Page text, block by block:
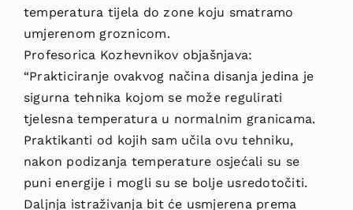
temperatura tijela do zone koju smatramo
umjerenom groznicom.
Profesorica Kozhevnikov objašnjava:
“Prakticiranje ovakvog načina disanja jedina je
sigurna tehnika kojom se može regulirati
tjelesna temperatura u normalnim granicama.
Praktikanti od kojih sam učila ovu tehniku,
nakon podizanja temperature osjećali su se
puni energije i mogli su se bolje usredotočiti.
Daljnja istraživanja bit će usmjerena prema